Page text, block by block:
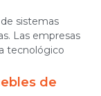
sistemas
Las empresas
tecnológico
de